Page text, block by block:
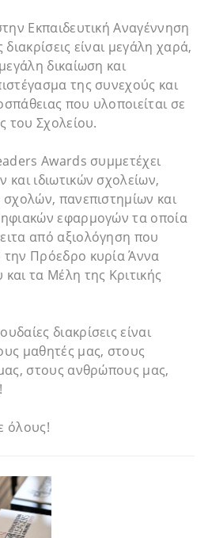
Εκπαιδευτική Αναγέννηση
διακρίσεις είναι μεγάλη χαρά,
δικαίωση και
της συνεχούς και
που υλοποιείται σε
του Σχολείου.
Awards συμμετέχει
ιδιωτικών σχολείων,
σχολών, πανεπιστημίων και
εφαρμογών τα οποία
από αξιολόγηση που
Πρόεδρο κυρία Άννα
τα Μέλη της Κριτικής
διακρίσεις είναι
μαθητές μας, στους
στους ανθρώπους μας,
όλους!